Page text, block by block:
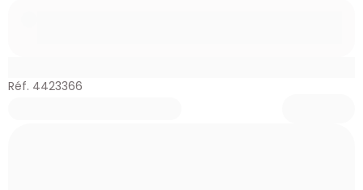
Réf. 4423366